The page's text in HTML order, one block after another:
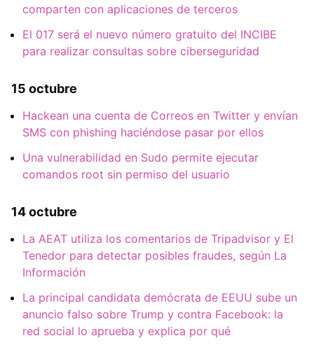
comparten con aplicaciones de terceros
El 017 será el nuevo número gratuito del INCIBE
para realizar consultas sobre ciberseguridad
15 octubre
Hackean una cuenta de Correos en Twitter y envían
SMS con phishing haciéndose pasar por ellos
Una vulnerabilidad en Sudo permite ejecutar
comandos root sin permiso del usuario
14 octubre
La AEAT utiliza los comentarios de Tripadvisor y El
Tenedor para detectar posibles fraudes, según La
Información
La principal candidata demócrata de EEUU sube un
anuncio falso sobre Trump y contra Facebook: la
red social lo aprueba y explica por qué